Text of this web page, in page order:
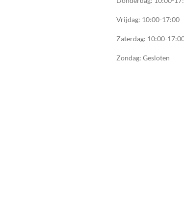
Vrijdag: 10:00-17:00
Zaterdag: 10:00-
Zondag: Gesloten